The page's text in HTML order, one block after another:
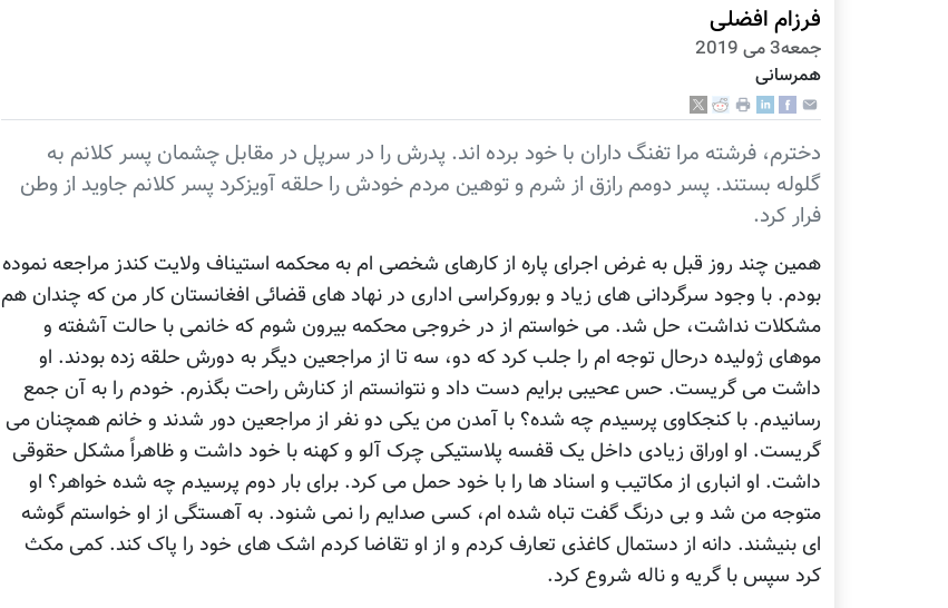
فرزام افضلی
جمعه3 می 2019
همرسانی
دخترم، فرشته مرا تفنگ داران با خود برده اند. پدرش را در سرپل در مقابل چشمان پسر کلانم به
گلوله بستند. پسر دومم رازق از شرم و توهین مردم خودش را حلقه آویزکرد پسر کلانم جاوید از وطن
فرار کرد.
همین چند روز قبل به غرض اجرای پاره از کارهای شخصی ام به محکمه استیناف ولایت کندز مراجعه نموده
بودم. با وجود سرگردانی های زیاد و بوروکراسی اداری در نهاد های قضائی افغانستان کار من که چندان هم
مشکلات نداشت، حل شد. می خواستم از در خروجی محکمه بیرون شوم که خانمی با حالت آشفته و
موهای ژولیده درحال توجه ام را جلب کرد که دو، سه تا از مراجعین دیگر به دورش حلقه زده بودند. او
داشت می گریست. حس عحیبی برایم دست داد و نتوانستم از کنارش راحت بگذرم. خودم را به آن جمع
رسانیدم. با کنجکاوی پرسیدم چه شده؟ با آمدن من یکی دو نفر از مراجعین دور شدند و خانم همچنان می
گریست. او اوراق زیادی داخل یک قفسه پلاستیکی چرک آلو و کهنه با خود داشت و ظاهراً مشکل حقوقی
داشت. او انباری از مکاتیب و اسناد ها را با خود حمل می کرد. برای بار دوم پرسیدم چه شده خواهر؟ او
متوجه من شد و بی درنگ گفت تباه شده ام، کسی صدایم را نمی شنود. به آهستگی از او خواستم گوشه
ای بنیشند. دانه از دستمال کاغذی تعارف کردم و از او تقاضا کردم اشک های خود را پاک کند. کمی مکث
کرد سپس با گریه و ناله شروع کرد.